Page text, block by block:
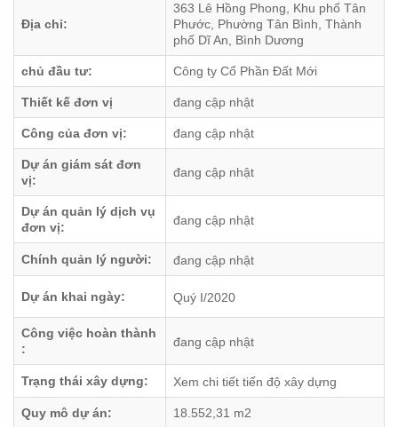
Địa chỉ:
363 Lê Hồng Phong, Khu phố Tân
Phước, Phường Tân Bình, Thành
phố Dĩ An, Bình Dương
chủ đầu tư: Công ty Cổ Phần Đất Mới
Thiết kế đơn vị đang cập nhật
Công của đơn vị: đang cập nhật
Dự án giám sát đơn
vị:
đang cập nhật
Dự án quản lý dịch vụ
đơn vị:
đang cập nhật
Chính quản lý người: đang cập nhật
Dự án khai ngày: Quý I/2020
Công việc hoàn thành
:
đang cập nhật
Trạng thái xây dựng: Xem chi tiết tiến độ xây dựng
Quy mô dự án: 18.552,31 m2